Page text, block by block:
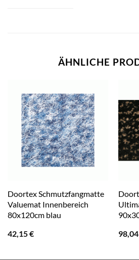
ÄHNLICHE
Doortex Schmutzfangmatte
Valuemat Innenbereich
80x120cm blau
42,15€
98,04